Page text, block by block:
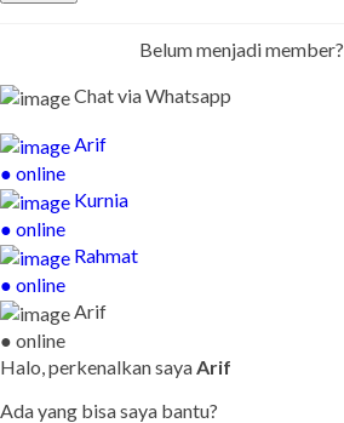
Belum menjadi member?
Chat via Whatsapp
Arif
● online
Kurnia
● online
Rahmat
● online
Arif
● online
Halo, perkenalkan saya Arif
Ada yang bisa saya bantu?